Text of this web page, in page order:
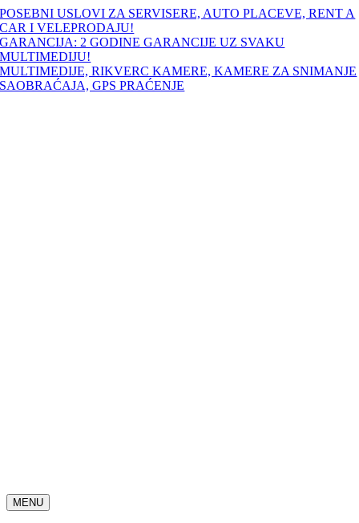
Skip
to
content
POSEBNI USLOVI ZA SERVISERE, AUTO PLACEVE, RENT A
CAR I VELEPRODAJU!
GARANCIJA: 2 GODINE GARANCIJE UZ SVAKU
MULTIMEDIJU!
MULTIMEDIJE, RIKVERC KAMERE, KAMERE ZA SNIMANJE
SAOBRAĆAJA, GPS PRAĆENJE
MENU